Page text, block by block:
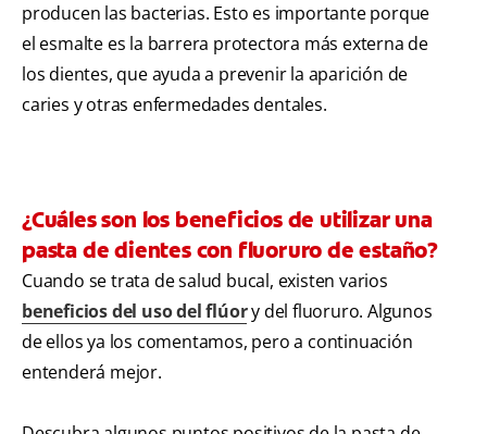
producen las bacterias. Esto es importante porque
el esmalte es la barrera protectora más externa de
los dientes, que ayuda a prevenir la aparición de
caries y otras enfermedades dentales.
¿Cuáles son los beneficios de utilizar una
pasta de dientes con fluoruro de estaño?
Cuando se trata de salud bucal, existen varios
beneficios del uso del flúory del fluoruro. Algunos
de ellos ya los comentamos, pero a continuación
entenderá mejor.